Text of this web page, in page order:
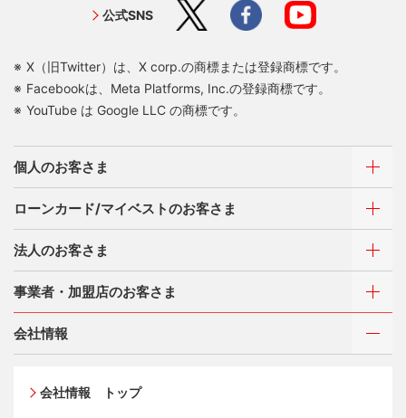
公式SNS
X（旧Twitter）は、X corp.の商標または登録商標です。
Facebookは、Meta Platforms, Inc.の登録商標です。
YouTube は Google LLC の商標です。
個人のお客さま
カードをつくるトップ
三菱UFJカード
三菱UFJカード ゴールド
三菱UFJカード・プラチナ・アメリカン・エキスプレス
®・カード
オンライン入会申し込みの流れ
三菱UFJニコスが選ばれる理由
お役立ち情報 mycard
ローンカード/マイベストのお客さま
ご利用・お支払い方法
ATMネットワーク
借入時残高スライドリボルビング方式
各種照会・お手続き
法人のお客さま
特典・サービス
事業者・加盟店のお客さま
新規契約をご希望のお客さま
会社情報
会社情報 トップ